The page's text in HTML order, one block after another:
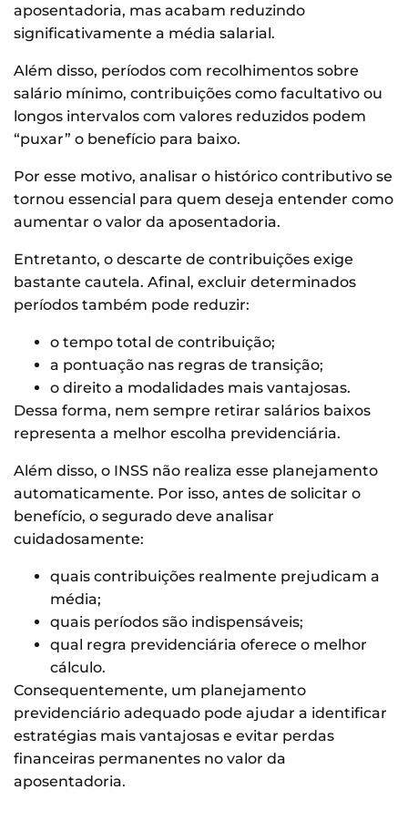
aposentadoria, mas acabam reduzindo
significativamente a média salarial.
Além disso, períodos com recolhimentos sobre
salário mínimo, contribuições como facultativo ou
longos intervalos com valores reduzidos podem
“puxar” o benefício para baixo.
Por esse motivo, analisar o histórico contributivo se
tornou essencial para quem deseja entender como
aumentar o valor da aposentadoria.
Entretanto, o descarte de contribuições exige
bastante cautela. Afinal, excluir determinados
períodos também pode reduzir:
o tempo total de contribuição;
a pontuação nas regras de transição;
o direito a modalidades mais vantajosas.
Dessa forma, nem sempre retirar salários baixos
representa a melhor escolha previdenciária.
Além disso, o INSS não realiza esse planejamento
automaticamente. Por isso, antes de solicitar o
benefício, o segurado deve analisar
cuidadosamente:
quais contribuições realmente prejudicam a
média;
quais períodos são indispensáveis;
qual regra previdenciária oferece o melhor
cálculo.
Consequentemente, um planejamento
previdenciário adequado pode ajudar a identificar
estratégias mais vantajosas e evitar perdas
financeiras permanentes no valor da
aposentadoria.